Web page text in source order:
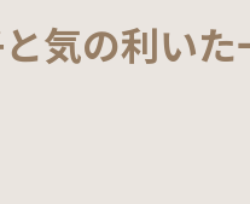
気の利い